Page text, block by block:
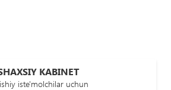
KABINET
iste'molchilar uchun